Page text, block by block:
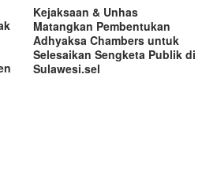
Kejaksaan & Unhas
Matangkan Pembentukan
Adhyaksa Chambers untuk
Selesaikan Sengketa Publik di
Sulawesi.sel